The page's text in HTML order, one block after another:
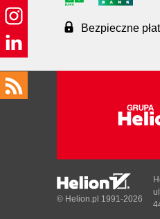
Bezpieczne
© Helion.pl 1991-2026